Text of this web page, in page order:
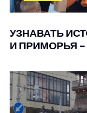
УЗНАВАТЬ
И ПРИМОРЬЯ